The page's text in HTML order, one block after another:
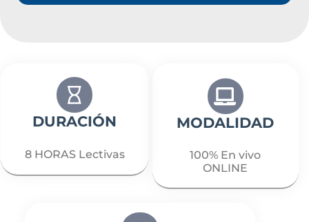
DURACIÓN
8 HORAS Lectivas
MODALIDAD
100% En vivo
ONLINE